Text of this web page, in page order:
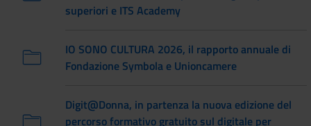
superiori e ITS Academy
IO SONO CULTURA 2026, il rapporto annuale di
Fondazione Symbola e Unioncamere
Digit@Donna, in partenza la nuova edizione del
percorso formativo gratuito sul digitale per